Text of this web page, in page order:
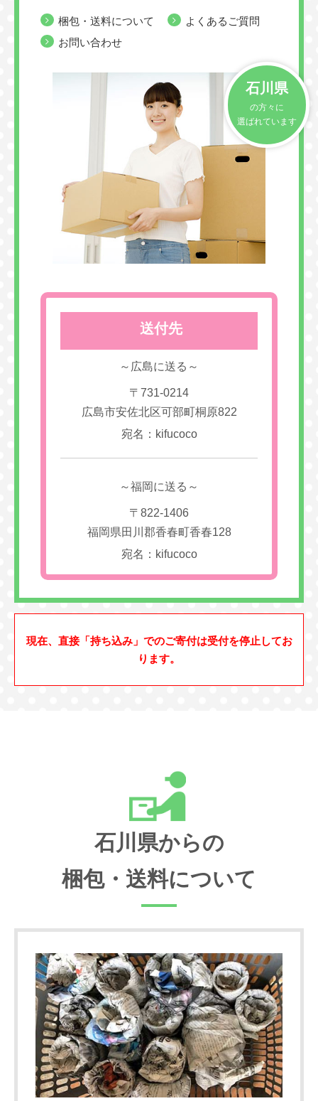
梱包・送料について
よくあるご質問
お問い合わせ
石川県
の方々に
選ばれています
送付先
～広島に送る～
〒731-0214
広島市安佐北区可部町桐原822
宛名：kifucoco
～福岡に送る～
〒822-1406
福岡県田川郡香春町香春128
宛名：kifucoco
現在、直接「持ち込み」でのご寄付は受付を停止してお
ります。
石川県からの
梱包・送料について